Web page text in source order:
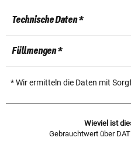
Technische Daten *
Füllmengen *
* Wir ermitteln die Daten mit
Wieviel ist
Gebrauchtwert über